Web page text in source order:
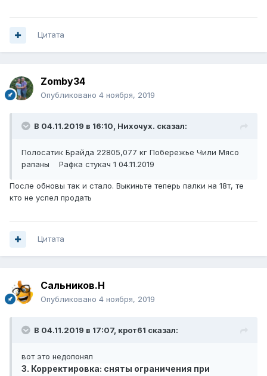
Цитата
Zomby34
Опубликовано 4 ноября, 2019
В 04.11.2019 в 16:10, Нихочух. сказал:
Полосатик Брайда 22805,077 кг Побережье Чили Мясо
рапаны Рафка стукач 1 04.11.2019
После обновы так и стало. Выкиньте теперь палки на 18т, те
кто не успел продать
Цитата
Сальников.Н
Опубликовано 4 ноября, 2019
В 04.11.2019 в 17:07, крот61 сказал:
вот это недопонял
3. Корректировка: сняты ограничения при